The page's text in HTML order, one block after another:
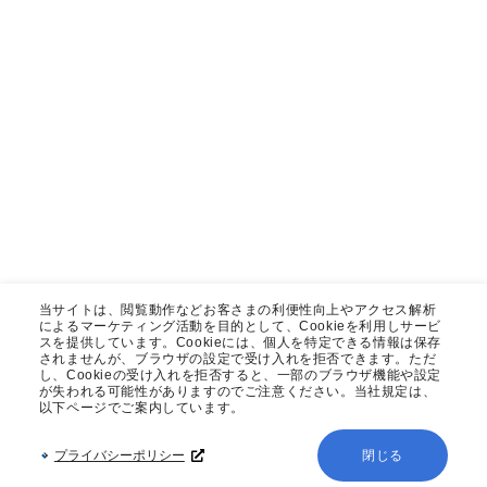
当サイトは、閲覧動作などお客さまの利便性向上やアクセス解析
によるマーケティング活動を目的として、Cookieを利用しサービ
スを提供しています。Cookieには、個人を特定できる情報は保存
されませんが、ブラウザの設定で受け入れを拒否できます。ただ
し、Cookieの受け入れを拒否すると、一部のブラウザ機能や設定
が失われる可能性がありますのでご注意ください。当社規定は、
以下ページでご案内しています。
プライバシーポリシー 閉じる